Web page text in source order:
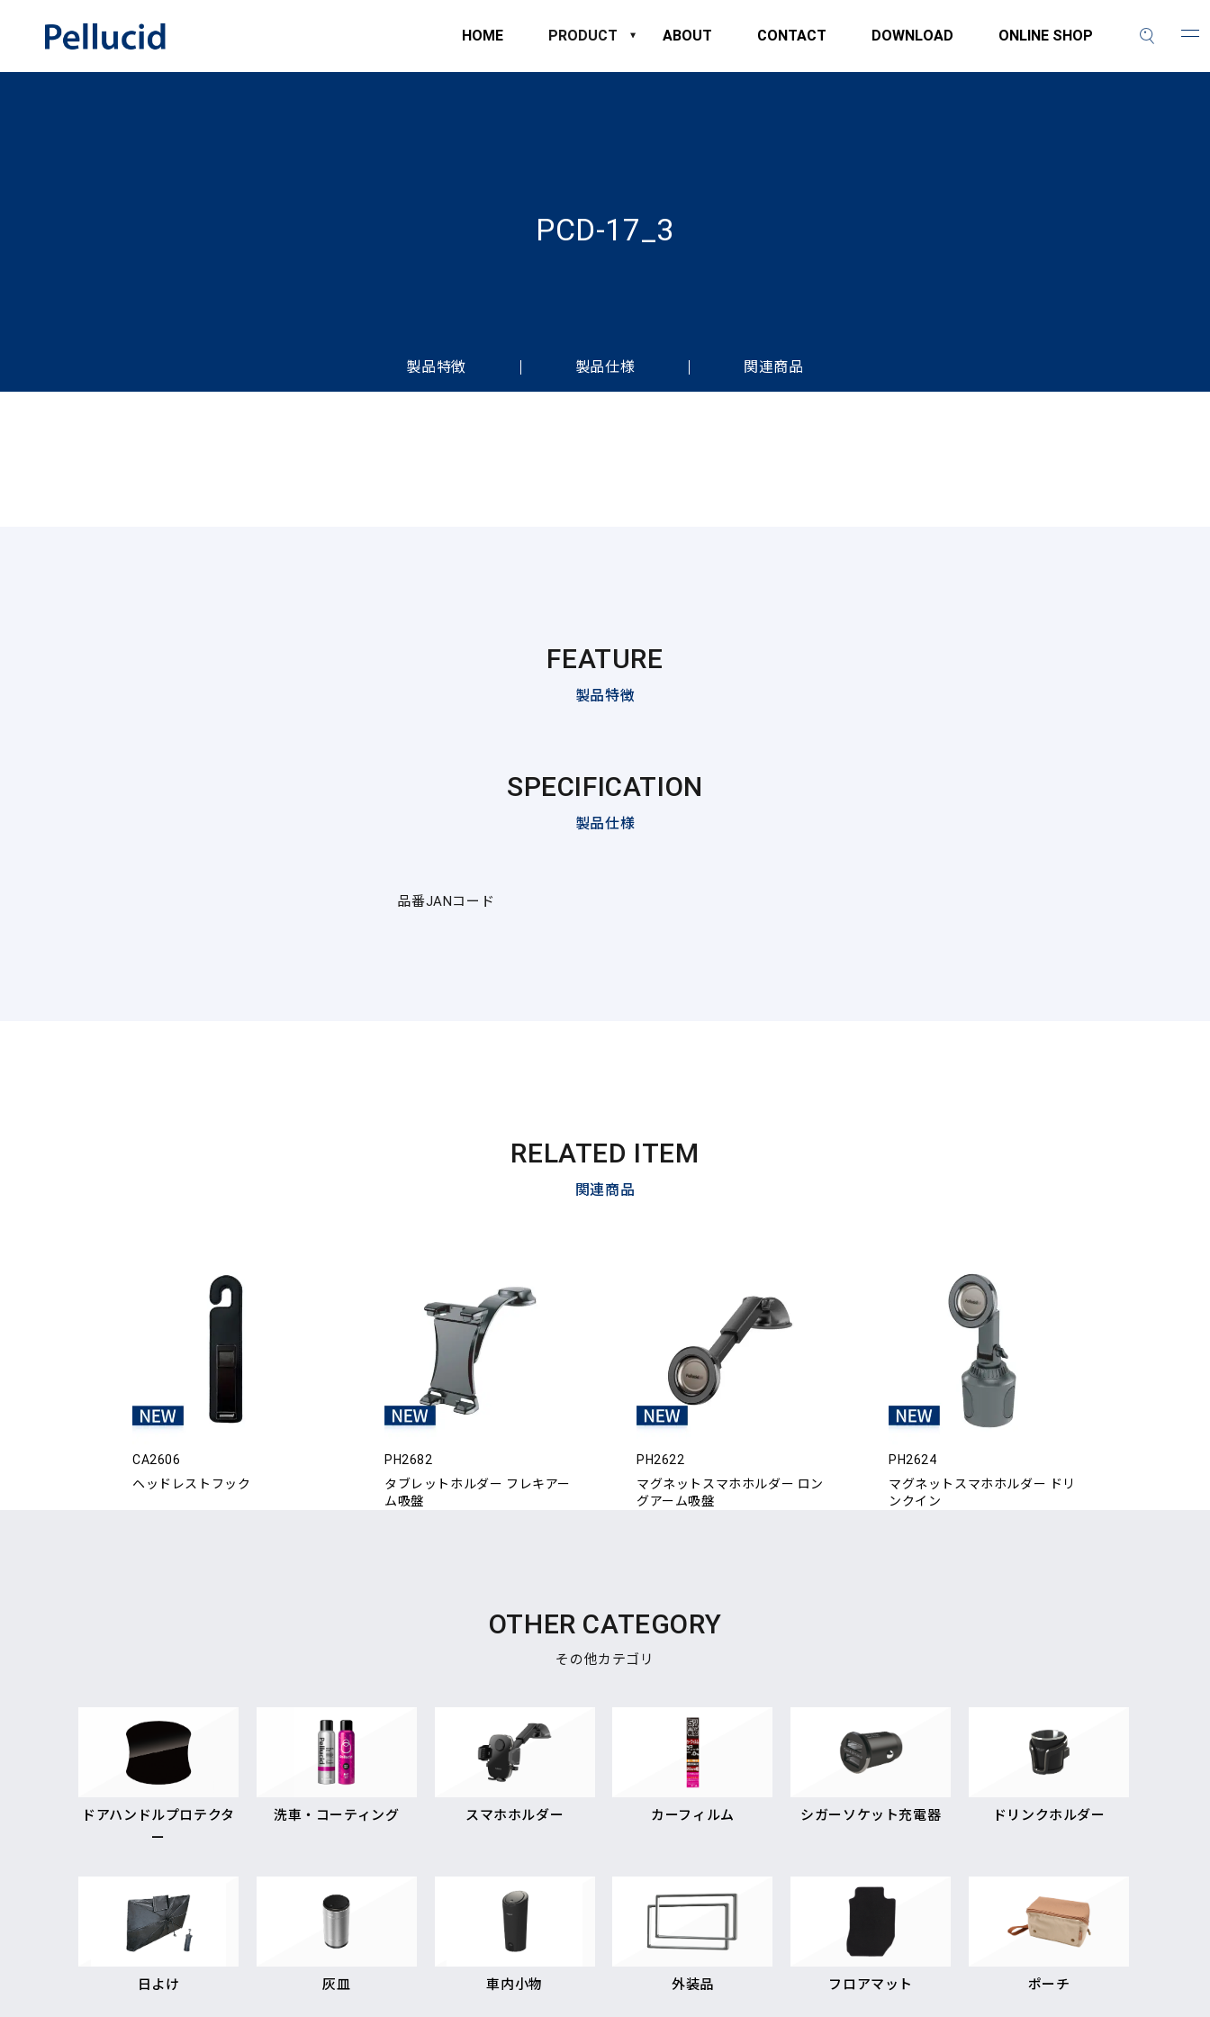
HOME PRODUCT ABOUT CONTACT DOWNLOAD ONLINE SHOP
PCD-17_3
製品特徴 製品仕様 関連商品
FEATURE
製品特徴
SPECIFICATION
製品仕様
品番JANコード
RELATED ITEM
関連商品
CA2606
ヘッドレストフック
PH2682
タブレットホルダー フレキアー
ム吸盤
PH2622
マグネットスマホホルダー ロン
グアーム吸盤
PH2624
マグネットスマホホルダー ドリ
ンクイン
OTHER CATEGORY
その他カテゴリ
ドアハンドルプロテクタ
ー
洗車・コーティング スマホホルダー カーフィルム シガーソケット充電器 ドリンクホルダー
日よけ 灰皿 車内小物 外装品 フロアマット ポーチ